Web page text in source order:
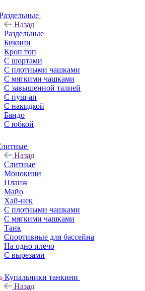
Назад
Раздельные
Бикини
Кроп топ
С шортами
С плотными чашками
С мягкими чашками
С завышенной талией
С пуш-ап
С накидкой
Бандо
С юбкой
Назад
Слитные
Монокини
Планж
Майо
Хай-нек
С плотными чашками
С мягкими чашками
Танк
Спортивные для бассейна
На одно плечо
С вырезами
Купальники танкини
Назад